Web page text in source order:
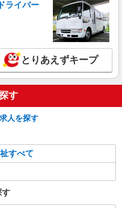
2営業部
1400円 ※経験・資格により異
勤手当あり
ライバー
とりあえずキープ
す
人を探す
すべて
す